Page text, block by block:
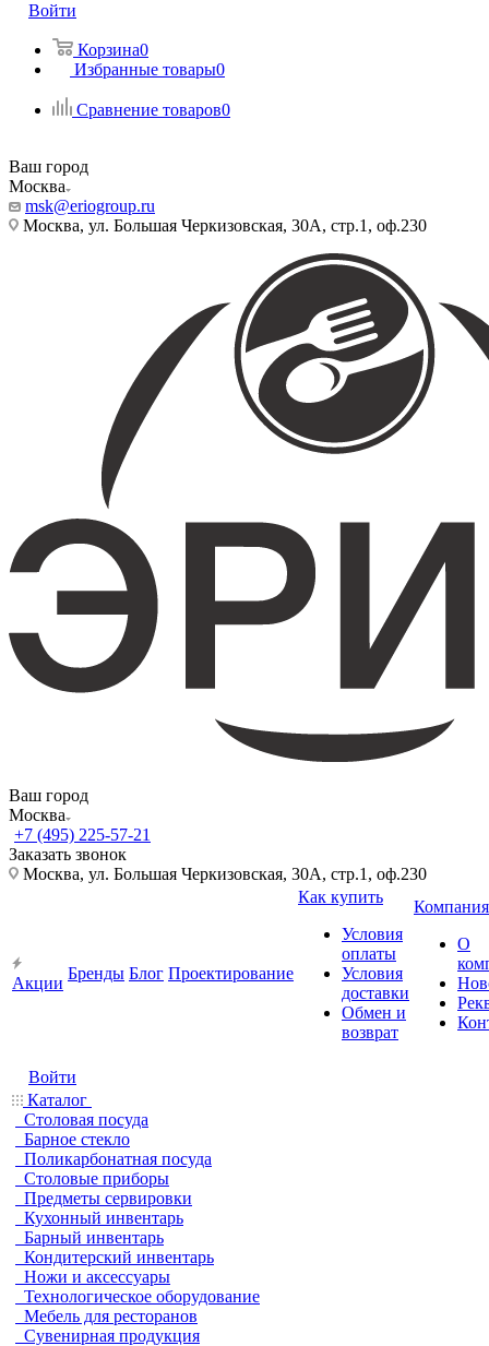
Войти
Корзина0
Избранные товары0
Сравнение товаров0
Ваш город
Москва
msk@eriogroup.ru
Москва, ул. Большая Черкизовская, 30А, стр.1, оф.230
Ваш город
Москва
+7 (495) 225-57-21
Заказать звонок
Москва, ул. Большая Черкизовская, 30А, стр.1, оф.230
Акции
Бренды Блог Проектирование
Как купить
Условия
оплаты
Условия
доставки
Обмен и
возврат
Компания
О
Войти
Каталог
Столовая посуда
Барное стекло
Поликарбонатная посуда
Столовые приборы
Предметы сервировки
Кухонный инвентарь
Барный инвентарь
Кондитерский инвентарь
Ножи и аксессуары
Технологическое оборудование
Мебель для ресторанов
Сувенирная продукция